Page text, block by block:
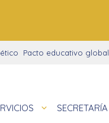
Pacto educativo global
SECRETARÍA